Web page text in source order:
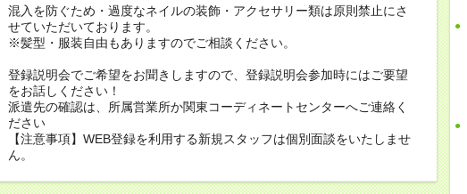
混入を防ぐため・過度なネイルの装飾・アクセサリー類は原則禁止にさ
せていただいております。
※髪型・服装自由もありますのでご相談ください。
登録説明会でご希望をお聞きしますので、登録説明会参加時にはご要望
をお話しください！
派遣先の確認は、所属営業所か関東コーディネートセンターへご連絡く
ださい
【注意事項】WEB登録を利用する新規スタッフは個別面談をいたしませ
ん。